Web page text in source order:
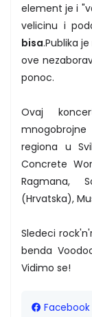
element je i
velicinu i
bisa.Publika
ove
ponoc.
Ovaj
regiona u
Concrete
Ragmana,
(Hrvatska),
Sledeci
benda
Vidimo se!
Facebook